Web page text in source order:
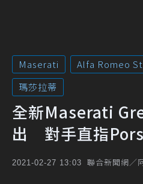
Maserati Alfa Romeo
瑪莎拉蒂
全新Maserati
出 對手直指
2021-02-27 13:03 聯合新聞網／